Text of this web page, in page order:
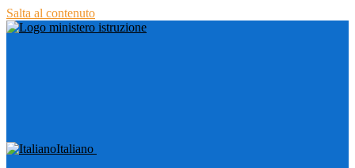
Salta al contenuto
Italiano